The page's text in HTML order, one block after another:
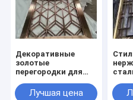
Декоративные
золотые
перегородки для
разделители
Лучшая цена